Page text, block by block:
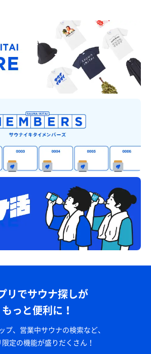
リでサウナ探しが
もっと便利に！
プ、営業中サウナの検索など、
定の機能が盛りだくさん！